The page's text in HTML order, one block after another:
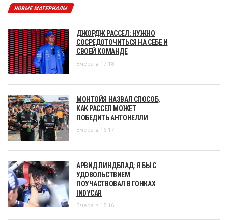
НОВЫЕ МАТЕРИАЛЫ
ДЖОРДЖ РАССЕЛ: НУЖНО
СОСРЕДОТОЧИТЬСЯ НА СЕБЕ И
СВОЕЙ КОМАНДЕ
Вчера в 17:18
МОНТОЙЯ НАЗВАЛ СПОСОБ,
КАК РАССЕЛ МОЖЕТ
ПОБЕДИТЬ АНТОНЕЛЛИ
Вчера в 16:17
АРВИД ЛИНДБЛАД: Я БЫ С
УДОВОЛЬСТВИЕМ
ПОУЧАСТВОВАЛ В ГОНКАХ
INDYCAR
Вчера в 15:16